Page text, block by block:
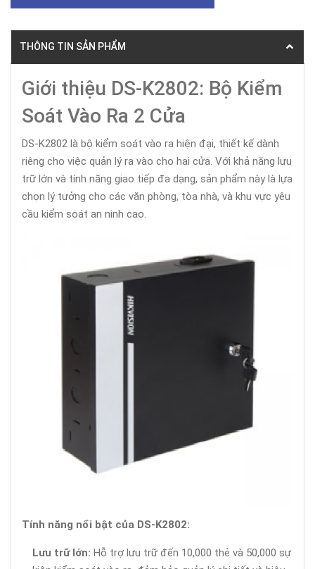
THÔNG TIN SẢN PHẨM
Giới thiệu DS-K2802: Bộ Kiểm
Soát Vào Ra 2 Cửa
DS-K2802 là bộ kiểm soát vào ra hiện đại, thiết kế dành
riêng cho việc quản lý ra vào cho hai cửa. Với khả năng lưu
trữ lớn và tính năng giao tiếp đa dạng, sản phẩm này là lựa
chọn lý tưởng cho các văn phòng, tòa nhà, và khu vực yêu
cầu kiểm soát an ninh cao.
Tính năng nổi bật của DS-K2802:
Lưu trữ lớn: Hỗ trợ lưu trữ đến 10,000 thẻ và 50,000 sự